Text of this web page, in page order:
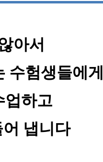
아서
수험생들에게
업하고
냅니다